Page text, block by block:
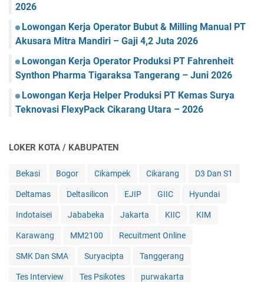
2026
Lowongan Kerja Operator Bubut & Milling Manual PT
Akusara Mitra Mandiri – Gaji 4,2 Juta 2026
Lowongan Kerja Operator Produksi PT Fahrenheit
Synthon Pharma Tigaraksa Tangerang – Juni 2026
Lowongan Kerja Helper Produksi PT Kemas Surya
Teknovasi FlexyPack Cikarang Utara – 2026
LOKER KOTA / KABUPATEN
Bekasi Bogor Cikampek Cikarang D3 Dan S1
Deltamas Deltasilicon EJIP GIIC Hyundai
Indotaisei Jababeka Jakarta KIIC KIM
Karawang MM2100 Recuitment Online
SMK Dan SMA Suryacipta Tanggerang
Tes Interview Tes Psikotes purwakarta